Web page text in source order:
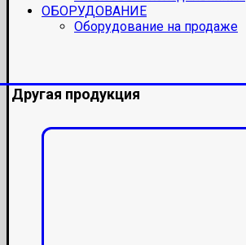
ОБОРУДОВАНИЕ
Оборудование на продаже
Другая продукция